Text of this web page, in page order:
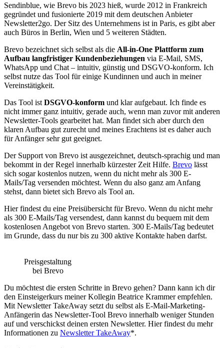
Sendinblue, wie Brevo bis 2023 hieß, wurde 2012 in Frankreich
gegründet und fusionierte 2019 mit dem deutschen Anbieter
Newsletter2go. Der Sitz des Unternehmens ist in Paris, es gibt aber
auch Büros in Berlin, Wien und 5 weiteren Städten.
Brevo bezeichnet sich selbst als die All-in-One Plattform zum
Aufbau langfristiger Kundenbeziehungen via E-Mail, SMS,
WhatsApp und Chat – intuitiv, günstig und DSGVO-konform. Ich
selbst nutze das Tool für einige Kundinnen und auch in meiner
Vereinstätigkeit.
Das Tool ist DSGVO-konform und klar aufgebaut. Ich finde es
nicht immer ganz intuitiv, gerade auch, wenn man zuvor mit anderen
Newsletter-Tools gearbeitet hat. Man findet sich aber durch den
klaren Aufbau gut zurecht und meines Erachtens ist es daher auch
für Anfänger sehr gut geeignet.
Der Support von Brevo ist ausgezeichnet, deutsch-sprachig und man
bekommt in der Regel innerhalb kürzester Zeit Hilfe. Brevo lässt
sich sogar kostenlos nutzen, wenn du nicht mehr als 300 E-
Mails/Tag versenden möchtest. Wenn du also ganz am Anfang
stehst, dann bietet sich Brevo als Tool an.
Hier findest du eine Preisübersicht für Brevo. Wenn du nicht mehr
als 300 E-Mails/Tag versendest, dann kannst du bequem mit dem
kostenlosen Angebot von Brevo starten. 300 E-Mails/Tag bedeutet
im Grunde, dass du nur bis zu 300 aktive Kontakte haben darfst.
Preisgestaltung
bei Brevo
Du möchtest die ersten Schritte in Brevo gehen? Dann kann ich dir
den Einsteigerkurs meiner Kollegin Beatrice Krammer empfehlen.
Mit Newsletter TakeAway setzt du selbst als E-Mail-Marketing-
Anfängerin das Newsletter-Tool Brevo innerhalb weniger Stunden
auf und verschickst deinen ersten Newsletter. Hier findest du mehr
Informationen zu Newsletter TakeAway*.